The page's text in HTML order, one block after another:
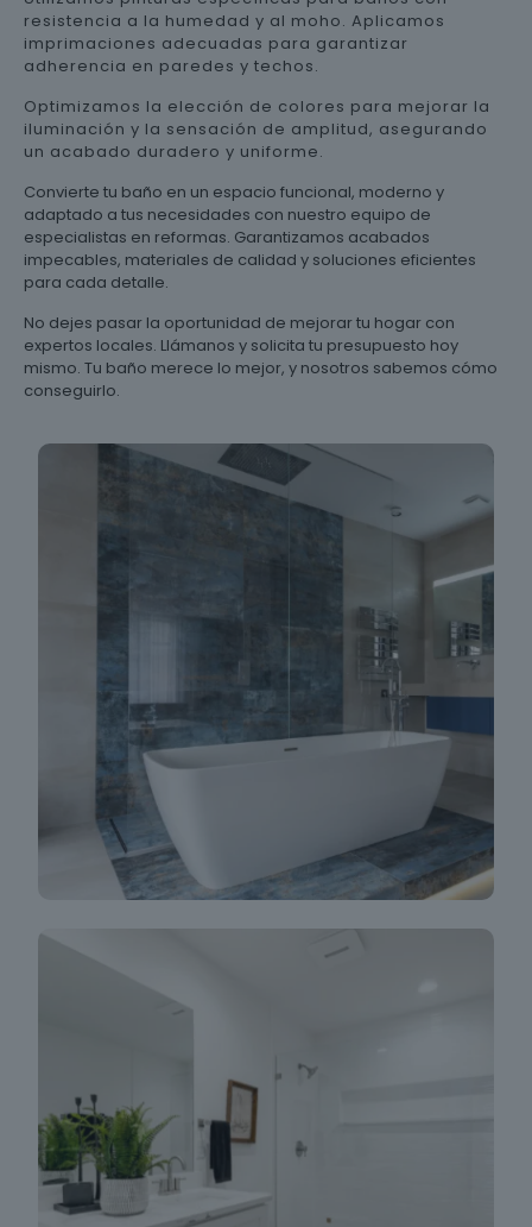
resistencia a la humedad y al moho. Aplicamos
imprimaciones adecuadas para garantizar
adherencia en paredes y techos.
Optimizamos la elección de colores para mejorar la
iluminación y la sensación de amplitud, asegurando
un acabado duradero y uniforme.
Convierte tu baño en un espacio funcional, moderno y
adaptado a tus necesidades con nuestro equipo de
especialistas en reformas. Garantizamos acabados
impecables, materiales de calidad y soluciones eficientes
para cada detalle.
No dejes pasar la oportunidad de mejorar tu hogar con
expertos locales. Llámanos y solicita tu presupuesto hoy
mismo. Tu baño merece lo mejor, y nosotros sabemos cómo
conseguirlo.